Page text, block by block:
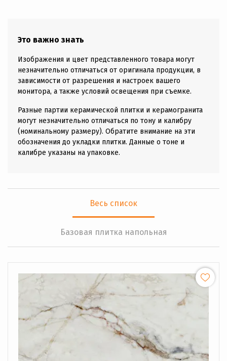
Это важно знать
Изображения и цвет представленного товара могут
незначительно отличаться от оригинала продукции, в
зависимости от разрешения и настроек вашего
монитора, а также условий освещения при съемке.
Разные партии керамической плитки и керамогранита
могут незначительно отличаться по тону и калибру
(номинальному размеру). Обратите внимание на эти
обозначения до укладки плитки. Данные о тоне и
калибре указаны на упаковке.
Весь список
Базовая плитка напольная